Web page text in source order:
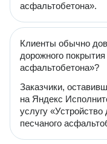
асфальтобетона».
Клиенты обычно
дорожного покрытия
асфальтобетона»?
Заказчики,
на Яндекс
услугу
песчаного